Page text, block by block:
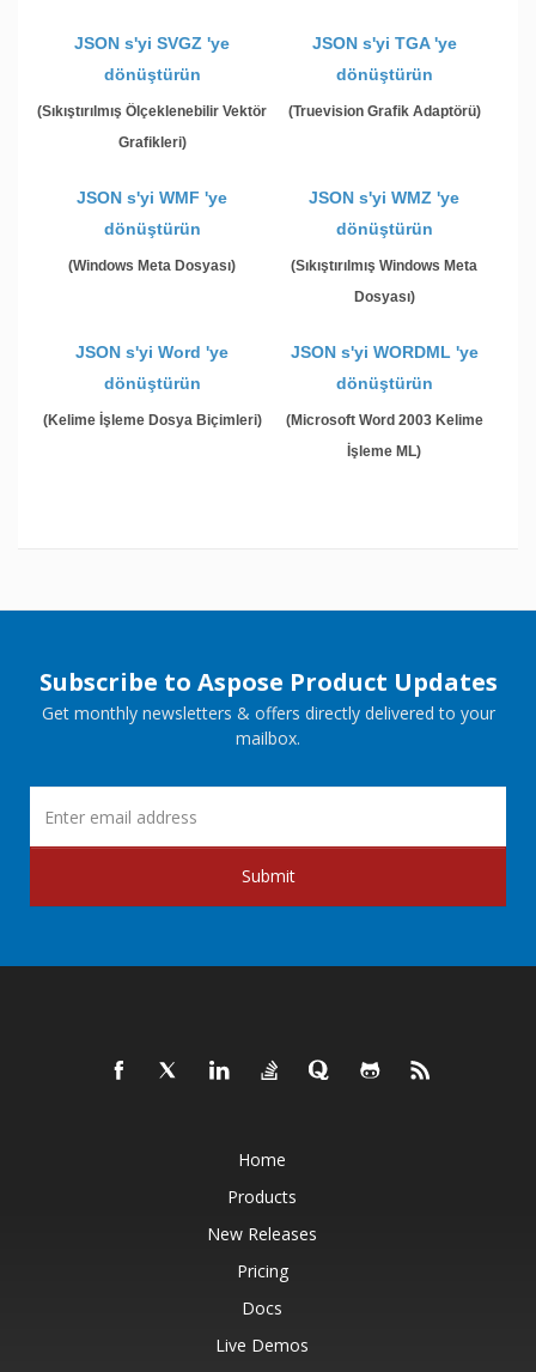
JSON s'yi SVGZ 'ye
dönüştürün
(Sıkıştırılmış Ölçeklenebilir Vektör
Grafikleri)
JSON s'yi TGA 'ye
dönüştürün
(Truevision Grafik Adaptörü)
JSON s'yi WMF 'ye
dönüştürün
(Windows Meta Dosyası)
JSON s'yi WMZ 'ye
dönüştürün
(Sıkıştırılmış Windows Meta
Dosyası)
JSON s'yi Word 'ye
dönüştürün
(Kelime İşleme Dosya Biçimleri)
JSON s'yi WORDML 'ye
dönüştürün
(Microsoft Word 2003 Kelime
İşleme ML)
Subscribe to Aspose Product Updates
Get monthly newsletters & offers directly delivered to your
mailbox.
Submit
Home
Products
New Releases
Pricing
Docs
Live Demos